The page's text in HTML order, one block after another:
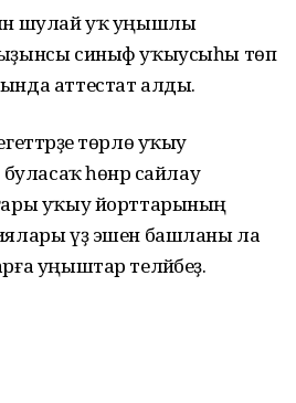
шулай уҡ уңышлы
синыф уҡыусыһы төп
аттестат алды.
төрлө уҡыу
һөнәр сайлау
уҡыу йорттарының
үҙ эшен башланы ла
уңыштар теләйбеҙ.